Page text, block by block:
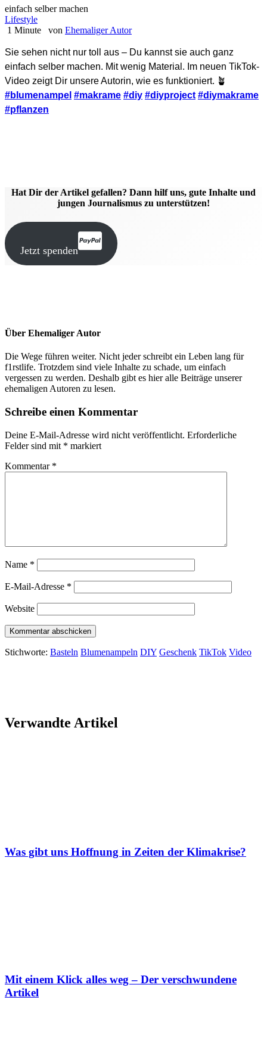
einfach selber machen
Lifestyle
1 Minute
von Ehemaliger Autor
Sie sehen nicht nur toll aus – Du kannst sie auch ganz
einfach selber machen. Mit wenig Material. Im neuen TikTok-
Video zeigt Dir unsere Autorin, wie es funktioniert. 🪴
#blumenampel #makrame #diy #diyproject #diymakrame
#pflanzen
Hat Dir der Artikel gefallen? Dann hilf uns, gute Inhalte und
jungen Journalismus zu unterstützen!
Jetzt spenden
Über Ehemaliger Autor
Die Wege führen weiter. Nicht jeder schreibt ein Leben lang für
f1rstlife. Trotzdem sind viele Inhalte zu schade, um einfach
vergessen zu werden. Deshalb gibt es hier alle Beiträge unserer
ehemaligen Autoren zu lesen.
Leser-
Schreibe einen Kommentar
Deine E-Mail-Adresse wird nicht veröffentlicht. Erforderliche
Felder sind mit * markiert
Kommentar *
Name *
E-Mail-Adresse *
Website
Stichworte: Basteln Blumenampeln DIY Geschenk TikTok Video
Verwandte Artikel
Was gibt uns Hoffnung in Zeiten der Klimakrise?
Mit einem Klick alles weg – Der verschwundene
Artikel